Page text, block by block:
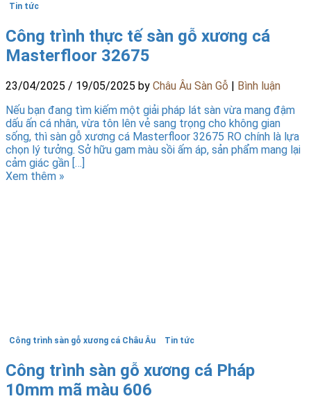
Tin tức
Công trình thực tế sàn gỗ xương cá
Masterfloor 32675
23/04/2025 / 19/05/2025 by Châu Âu Sàn Gỗ
Bình luận
Nếu bạn đang tìm kiếm một giải pháp lát sàn vừa mang đậm
dấu ấn cá nhân, vừa tôn lên vẻ sang trọng cho không gian
sống, thì sàn gỗ xương cá Masterfloor 32675 RO chính là lựa
chọn lý tưởng. Sở hữu gam màu sồi ấm áp, sản phẩm mang lại
cảm giác gần […]
Xem thêm »
Công trình sàn gỗ xương cá Châu Âu Tin tức
Công trình sàn gỗ xương cá Pháp
10mm mã màu 606